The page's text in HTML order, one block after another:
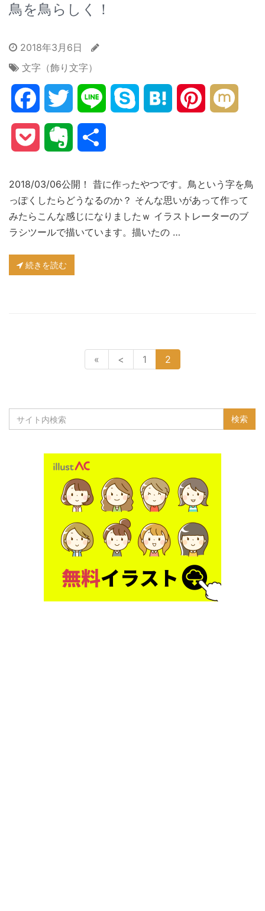
鳥を鳥らしく！
2018年3月6日
文字（飾り文字）
FacebookTwitter Line Skype Hatena Pinterest
Pocket Evernote
2018/03/06公開！ 昔に作ったやつです。鳥という字を鳥
っぽくしたらどうなるのか？ そんな思いがあって作って
みたらこんな感じになりましたｗ イラストレーターのブ
ラシツールで描いています。描いたの …
続きを読む
« < 1 2